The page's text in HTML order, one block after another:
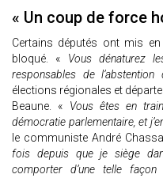
« Un coup de force
Certains députés ont mis
bloqué. « Vous dénaturez
responsables de l’abstention
élections régionales et
Beaune. « Vous êtes en
démocratie parlementaire, et
le communiste André
fois depuis que je siège
comporter d’une telle